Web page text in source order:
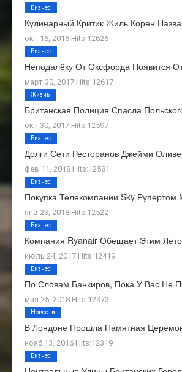
Кулинарный Критик Жиль Корен
окт 16, 2016 Hits:12626
Бизнес
Неподалёку От Оксфорда Появится
март 30, 2017 Hits:12617
Бизнес
Британская Полиция Спасла
окт 30, 2017 Hits:12597
Жизнь
Долги Сети Ресторанов Джейми
фев 11, 2018 Hits:12581
Бизнес
Покупка Телекомпании Sky
янв 23, 2018 Hits:12522
Бизнес
Компания Ryanair Обещает Этим
июль 24, 2017 Hits:12419
Бизнес
По Словам Банкиров, Пока У Вас Не
мая 25, 2018 Hits:12373
Бизнес
В Лондоне Прошла Памятная
нояб 13, 2016 Hits:12319
Новости
Бизнес